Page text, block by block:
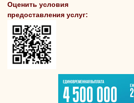
Оценить условия
предоставления услуг: